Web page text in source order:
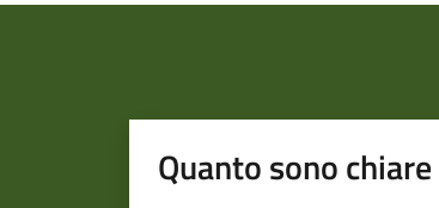
Quanto sono